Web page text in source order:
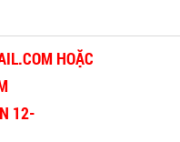
HOẶC
12-